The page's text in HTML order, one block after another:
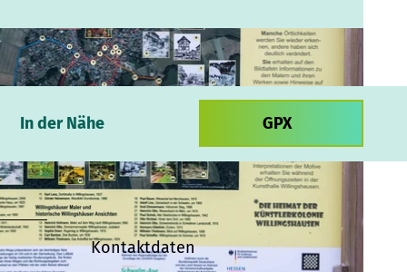
In der Nähe GPX
Kontaktdaten